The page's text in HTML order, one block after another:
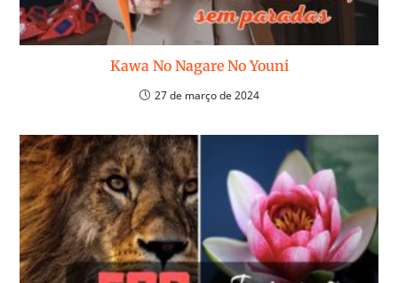
Kawa No Nagare No Youni
27 de março de 2024